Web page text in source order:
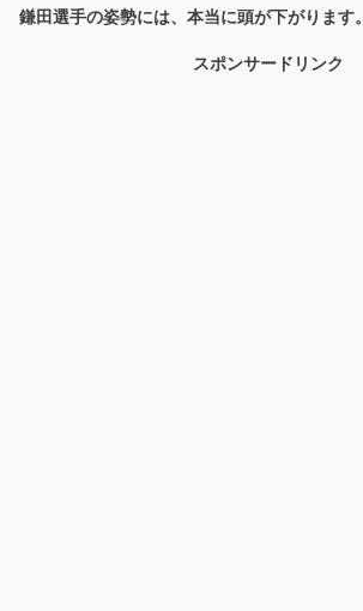
鎌田選手の姿勢には、本当に頭が下がります。
スポンサードリンク